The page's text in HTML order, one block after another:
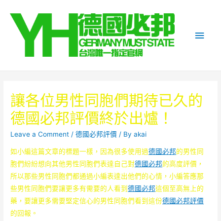
Main
讓各位男性同胞們期待已久的
德國必邦評價終於出爐！
Leave a Comment /德國必邦評價 / Byakai
如小編這篇文章的標題一樣，因為很多使用過德國必邦的男性同
胞們紛紛想向其他男性同胞們表達自己對德國必邦的高度評價，
所以那些男性同胞們都通過小編表達出他們的心情，小編答應那
些男性同胞們要讓更多有需要的人看到德國必邦這個至高無上的
藥，要讓更多需要堅定信心的男性同胞們看到這份德國必邦評價
的回報。